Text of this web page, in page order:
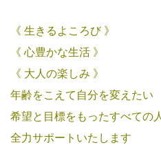
《 生きるよころび 》
《 心豊かな生活 》
《 大人の楽しみ 》
年齢をこえて自分を変えたい
希望と目標をもったすべての
全力サポートいたします